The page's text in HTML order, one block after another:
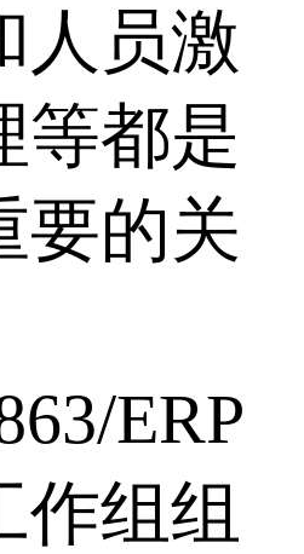
人员激
等都是
要的关
ERP
作组组